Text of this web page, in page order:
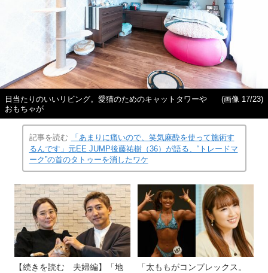
日当たりのいいリビング。愛猫のためのキャットタワーや
おもちゃが
(画像 17/23)
記事を読む
「あまりに痛いので、笑気麻酔を使って施術す
るんです」元EE JUMP後藤祐樹（36）が語る、“トレードマ
ーク”の首のタトゥーを消したワケ
【続きを読む 夫婦編】「地
「太ももがコンプレックス。